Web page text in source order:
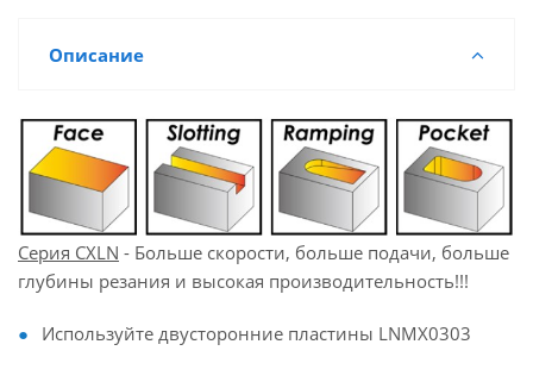
Описание
Серия CXLN - Больше скорости, больше подачи, больше
глубины резания и высокая производительность!!!
Используйте двусторонние пластины LNMX0303